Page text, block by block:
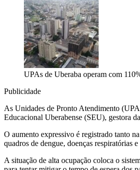
UPAs de Uberaba operam com
Publicidade
As Unidades de Pronto Atendimento
Educacional Uberabense (SEU), gestora
O aumento expressivo é registrado tanto
quadros de dengue, doenças respiratórias
A situação de alta ocupação coloca o